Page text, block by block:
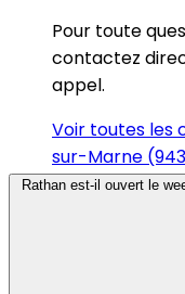
Pour toute
contactez
appel.
Voir toutes les
sur-Marne
Rathan est-il ouvert le